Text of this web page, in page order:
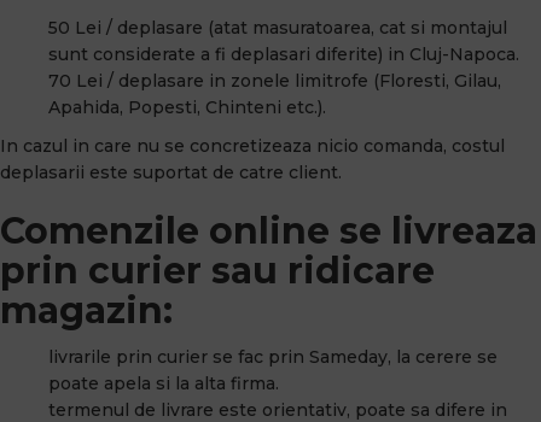
50 Lei / deplasare (atat masuratoarea, cat si montajul
sunt considerate a fi deplasari diferite) in Cluj-Napoca.
70 Lei / deplasare in zonele limitrofe (Floresti, Gilau,
Apahida, Popesti, Chinteni etc.).
In cazul in care nu se concretizeaza nicio comanda, costul
deplasarii este suportat de catre client.
Comenzile online se livreaza
prin curier sau ridicare
magazin:
livrarile prin curier se fac prin Sameday, la cerere se
poate apela si la alta firma.
termenul de livrare este orientativ, poate sa difere in